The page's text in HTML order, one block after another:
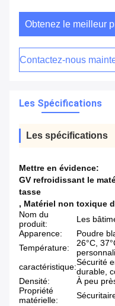
Obtenez le meilleur
Contactez-nous
Les Spécifications
Les spécifications
Mettre en évidence:
GV refroidissant le
tasse
, Matériel non toxique
Nom du
produit:
Les
Apparence:
Poudre
Température:
26°C,
caractéristique:Sécurité
durable,
Densité:
À peu
Propriété
matérielle: